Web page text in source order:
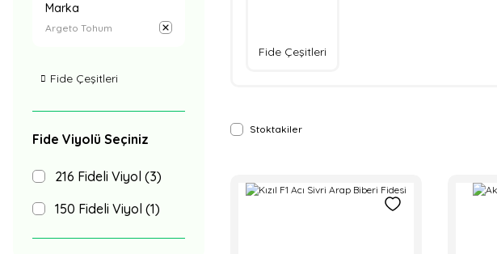
Marka
Argeto Tohum
Fide Çeşitleri
Fide Viyolü Seçiniz
216 Fideli Viyol (3)
150 Fideli Viyol (1)
Fide Çeşitleri
Stoktakiler